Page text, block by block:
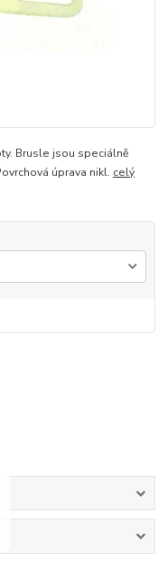
Brusle jsou speciálně
úprava nikl. celý